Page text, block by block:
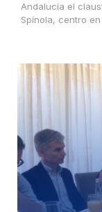
Andalucía el
Spínola, centro